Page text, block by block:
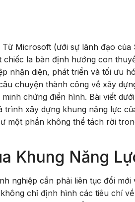
Microsoft (ưới sự lãnh đạo của
chiếc la bàn định hướng con
nhận diện, phát triển và tối ưu
chuyện thành công về xây
chứng điển hình. Bài viết
trình xây dựng khung năng lực
một phần không thể tách rời
Khung Năng
nghiệp cần phải liên tục đổi mới
không chỉ định hình các tiêu chí